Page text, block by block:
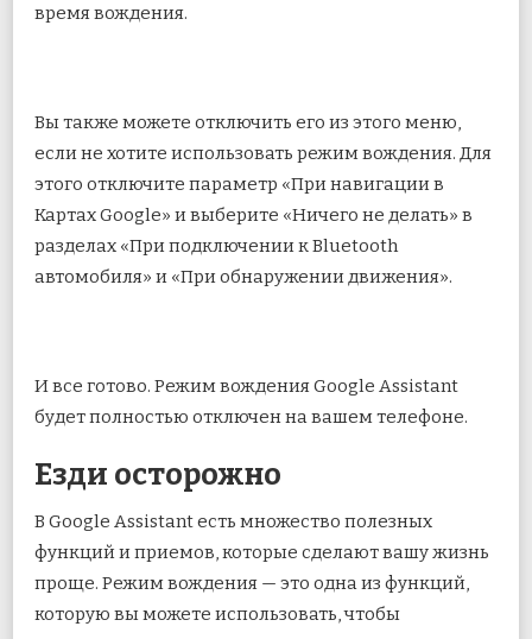
время вождения.
Вы также можете отключить его из этого меню,
если не хотите использовать режим вождения. Для
этого отключите параметр «При навигации в
Картах Google» и выберите «Ничего не делать» в
разделах «При подключении к Bluetooth
автомобиля» и «При обнаружении движения».
И все готово. Режим вождения Google Assistant
будет полностью отключен на вашем телефоне.
Езди осторожно
В Google Assistant есть множество полезных
функций и приемов, которые сделают вашу жизнь
проще. Режим вождения — это одна из функций,
которую вы можете использовать, чтобы